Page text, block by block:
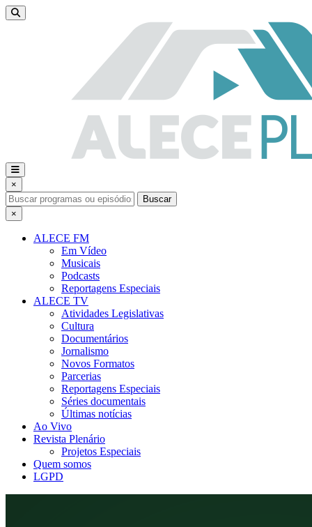
×
Buscar
×
ALECE FM
Em Vídeo
Musicais
Podcasts
Reportagens Especiais
ALECE TV
Atividades Legislativas
Cultura
Documentários
Jornalismo
Novos Formatos
Parcerias
Reportagens Especiais
Séries documentais
Últimas notícias
Ao Vivo
Revista Plenário
Projetos Especiais
Quem somos
LGPD